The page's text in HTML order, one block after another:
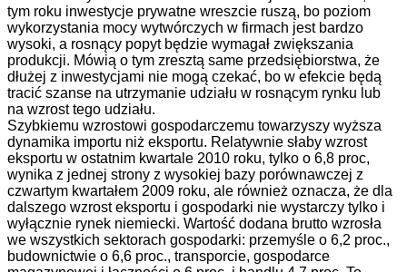
tym roku inwestycje prywatne wreszcie ruszą, bo poziom
wykorzystania mocy wytwórczych w firmach jest bardzo
wysoki, a rosnący popyt będzie wymagał zwiększania
produkcji. Mówią o tym zresztą same przedsiębiorstwa, że
dłużej z inwestycjami nie mogą czekać, bo w efekcie będą
tracić szanse na utrzymanie udziału w rosnącym rynku lub
na wzrost tego udziału.
Szybkiemu wzrostowi gospodarczemu towarzyszy wyższa
dynamika importu niż eksportu. Relatywnie słaby wzrost
eksportu w ostatnim kwartale 2010 roku, tylko o 6,8 proc,
wynika z jednej strony z wysokiej bazy porównawczej z
czwartym kwartałem 2009 roku, ale również oznacza, że dla
dalszego wzrost eksportu i gospodarki nie wystarczy tylko i
wyłącznie rynek niemiecki. Wartość dodana brutto wzrosła
we wszystkich sektorach gospodarki: przemyśle o 6,2 proc.,
budownictwie o 6,6 proc., transporcie, gospodarce